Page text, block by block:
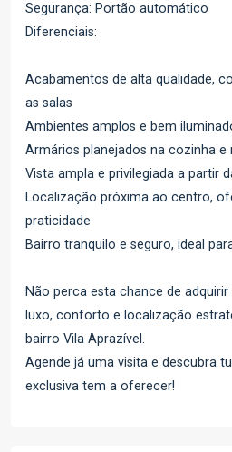
Segurança: Portão automático
Diferenciais:
Acabamentos de alta qualidade,
as salas
Ambientes amplos e bem
Armários planejados na cozinha e
Vista ampla e privilegiada a partir
Localização próxima ao centro,
praticidade
Bairro tranquilo e seguro, ideal
Não perca esta chance de
luxo, conforto e localização
bairro Vila Aprazível.
Agende já uma visita e descubra
exclusiva tem a oferecer!